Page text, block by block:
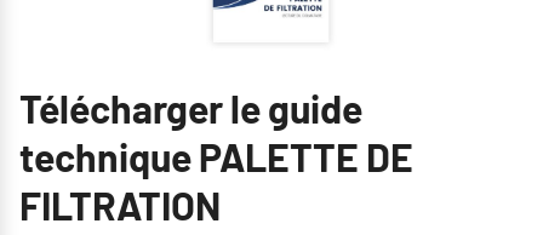
Télécharger le guide
technique PALETTE DE
FILTRATION